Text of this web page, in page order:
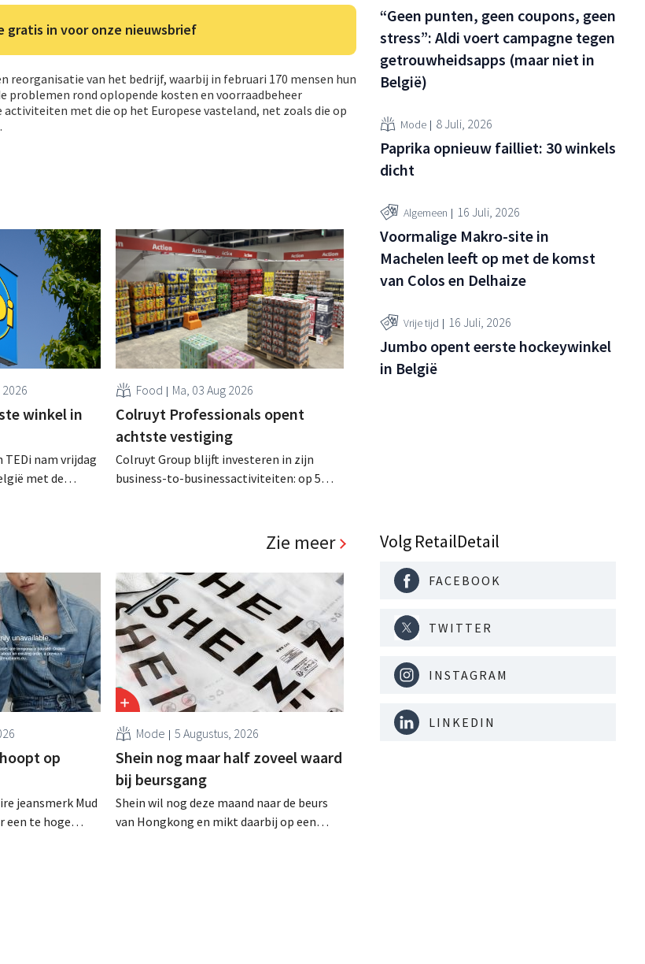
gratis in voor onze nieuwsbrief
reorganisatie van het bedrijf, waarbij in februari 170 mensen hun
problemen rond oplopende kosten en voorraadbeheer
activiteiten met die op het Europese vasteland, net zoals die op
2026
winkel in
TEDi nam vrijdag
met de
Food Ma, 03 Aug 2026
Colruyt Professionals opent
achtste vestiging
Colruyt Group blijft investeren in zijn
business-to-businessactiviteiten: op 5
winkelformule die zich uitsluitend richt op
Zie meer
op
jeansmerk Mud
een te hoge
Mode 5 Augustus, 2026
Shein nog maar half zoveel waard
bij beursgang
Shein wil nog deze maand naar de beurs
van Hongkong en mikt daarbij op een
“Geen punten, geen coupons, geen
stress”: Aldi voert campagne tegen
getrouwheidsapps (maar niet in
België)
Mode 8 Juli, 2026
Paprika opnieuw failliet: 30 winkels
dicht
Algemeen 16 Juli, 2026
Voormalige Makro-site in
Machelen leeft op met de komst
van Colos en Delhaize
Vrije tijd 16 Juli, 2026
Jumbo opent eerste hockeywinkel
in België
Volg RetailDetail
FACEBOOK
TWITTER
INSTAGRAM
LINKEDIN